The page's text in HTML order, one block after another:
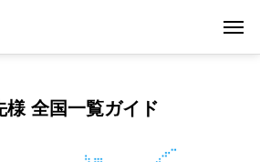
様 全国一覧ガイド